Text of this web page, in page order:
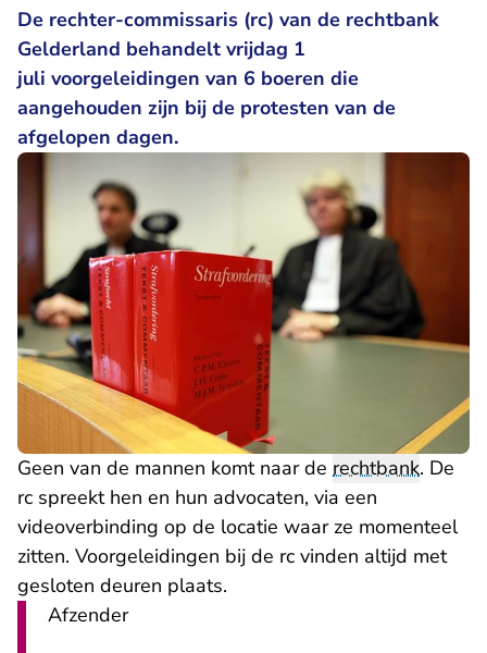
De rechter-commissaris (rc) van de rechtbank
Gelderland behandelt vrijdag 1
juli voorgeleidingen van 6 boeren die
aangehouden zijn bij de protesten van de
afgelopen dagen.
Geen van de mannen komt naar de rechtbank. De
rc spreekt hen en hun advocaten, via een
videoverbinding op de locatie waar ze momenteel
zitten. Voorgeleidingen bij de rc vinden altijd met
gesloten deuren plaats.
Afzender